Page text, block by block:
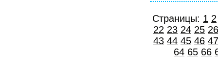
Страницы: 1 2
22 23 24 25 26
43 44 45 46 47
64 65 66